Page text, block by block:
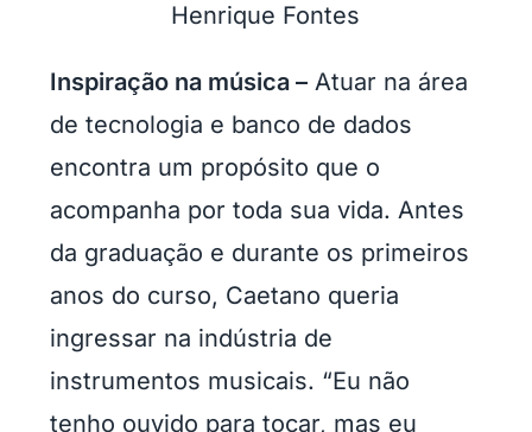
Henrique Fontes
Inspiração na música – Atuar na área
de tecnologia e banco de dados
encontra um propósito que o
acompanha por toda sua vida. Antes
da graduação e durante os primeiros
anos do curso, Caetano queria
ingressar na indústria de
instrumentos musicais. “Eu não
tenho ouvido para tocar, mas eu